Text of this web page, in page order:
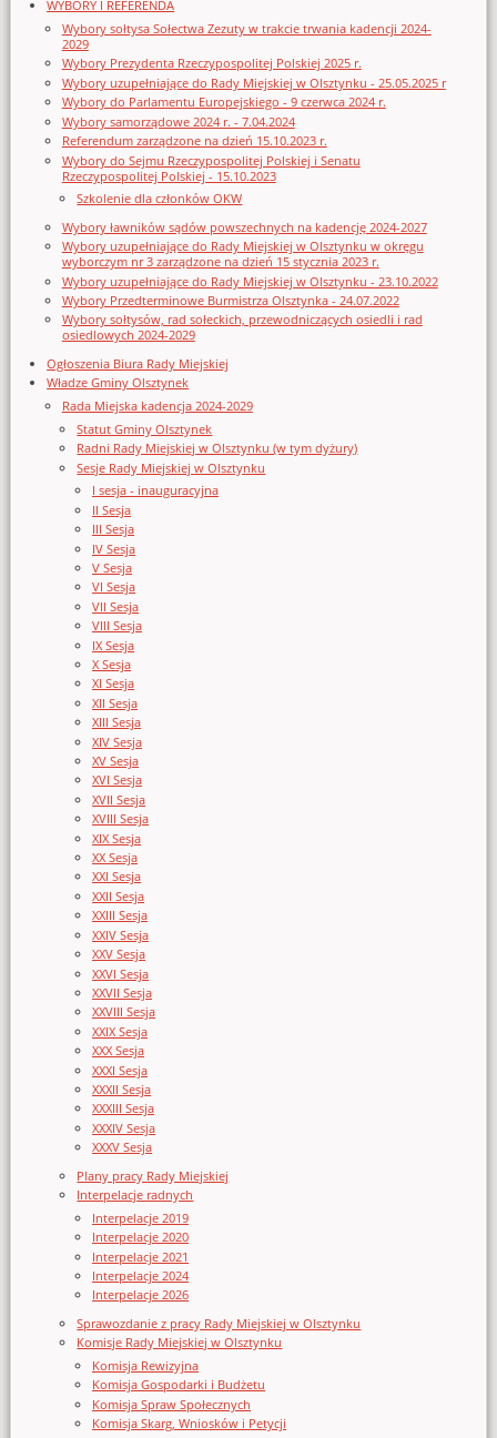
WYBORY I REFERENDA
Wybory sołtysa Sołectwa Zezuty w trakcie trwania kadencji 2024-
2029
Wybory Prezydenta Rzeczypospolitej Polskiej 2025 r.
Wybory uzupełniające do Rady Miejskiej w Olsztynku - 25.05.2025 r
Wybory do Parlamentu Europejskiego - 9 czerwca 2024 r.
Wybory samorządowe 2024 r. - 7.04.2024
Referendum zarządzone na dzień 15.10.2023 r.
Wybory do Sejmu Rzeczypospolitej Polskiej i Senatu
Rzeczypospolitej Polskiej - 15.10.2023
Szkolenie dla członków OKW
Wybory ławników sądów powszechnych na kadencję 2024-2027
Wybory uzupełniające do Rady Miejskiej w Olsztynku w okręgu
wyborczym nr 3 zarządzone na dzień 15 stycznia 2023 r.
Wybory uzupełniające do Rady Miejskiej w Olsztynku - 23.10.2022
Wybory Przedterminowe Burmistrza Olsztynka - 24.07.2022
Wybory sołtysów, rad sołeckich, przewodniczących osiedli i rad
osiedlowych 2024-2029
Ogłoszenia Biura Rady Miejskiej
Władze Gminy Olsztynek
Rada Miejska kadencja 2024-2029
Statut Gminy Olsztynek
Radni Rady Miejskiej w Olsztynku (w tym dyżury)
Sesje Rady Miejskiej w Olsztynku
I sesja - inauguracyjna
II Sesja
III Sesja
IV Sesja
V Sesja
VI Sesja
VII Sesja
VIII Sesja
IX Sesja
X Sesja
XI Sesja
XII Sesja
XIII Sesja
XIV Sesja
XV Sesja
XVI Sesja
XVII Sesja
XVIII Sesja
XIX Sesja
XX Sesja
XXI Sesja
XXII Sesja
XXIII Sesja
XXIV Sesja
XXV Sesja
XXVI Sesja
XXVII Sesja
XXVIII Sesja
XXIX Sesja
XXX Sesja
XXXI Sesja
XXXII Sesja
XXXIII Sesja
XXXIV Sesja
XXXV Sesja
Plany pracy Rady Miejskiej
Interpelacje radnych
Interpelacje 2019
Interpelacje 2020
Interpelacje 2021
Interpelacje 2024
Interpelacje 2026
Sprawozdanie z pracy Rady Miejskiej w Olsztynku
Komisje Rady Miejskiej w Olsztynku
Komisja Rewizyjna
Komisja Gospodarki i Budżetu
Komisja Spraw Społecznych
Komisja Skarg, Wniosków i Petycji